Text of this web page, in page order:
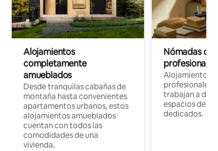
Alojamientos
completamente
amueblados
Desde tranquilas cabañas de
montaña hasta convenientes
apartamentos urbanos, estos
alojamientos amueblados
cuentan con todos las
comodidades de una
vivienda.
Nómadas
Alojamientos
profesionales
trabajan a
espacios de
dedicados.